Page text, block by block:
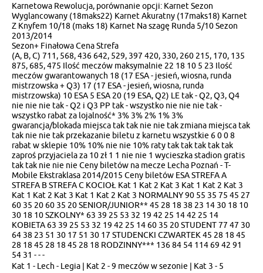
Karnetowa Rewolucja, porównanie opcji: Karnet Sezon
Wyglancowany (18maks22) Karnet Akuratny (17maks18) Karnet
Z Knyfem 10/18 (maks 18) Karnet Na szagę Runda 5/10 Sezon
2013/2014
Sezon+ Finałowa Cena Strefa
(A, B, C) 711, 568, 436 642, 529, 397 420, 330, 260 215, 170, 135
875, 685, 475 Ilość meczów maksymalnie 22 18 10 5 23 Ilość
meczów gwarantowanych 18 (17 ESA - jesień, wiosna, runda
mistrzowska + Q3) 17 (17 ESA - jesień, wiosna, runda
mistrzowska) 10 ESA 5 ESA 20 (19 ESA, Q2) LE tak - Q2, Q3, Q4
nie nie nie tak - Q2 i Q3 PP tak - wszystko nie nie nie tak -
wszystko rabat za lojalność* 3% 3% 2% 1% 3%
gwarancja/blokada miejsca tak tak nie nie tak zmiana miejsca tak
tak nie nie tak przekazanie biletu z karnetu wszystkie 6 0 0 8
rabat w sklepie 10% 10% nie nie 10% raty tak tak tak tak tak
zaproś przyjaciela za 10 zł 1 1 nie nie 1 wycieszka stadion gratis
tak tak nie nie nie Ceny biletów na mecze Lecha Poznań - T-
Mobile Ekstraklasa 2014/2015 Ceny biletów ESA STREFA A
STREFA B STREFA C KOCIOŁ Kat 1 Kat 2 Kat 3 Kat 1 Kat 2 Kat 3
Kat 1 Kat 2 Kat 3 Kat 1 Kat 2 Kat 3 NORMALNY 90 55 35 75 45 27
60 35 20 60 35 20 SENIOR/JUNIOR** 45 28 18 38 23 14 30 18 10
30 18 10 SZKOLNY* 63 39 25 53 32 19 42 25 14 42 25 14
KOBIETA 63 39 25 53 32 19 42 25 14 60 35 20 STUDENT 77 47 30
64 38 23 51 30 17 51 30 17 STUDENCKI CZWARTEK 45 28 18 45
28 18 45 28 18 45 28 18 RODZINNY*** 136 84 54 114 69 42 91
54 31 - - -
Kat 1 - Lech - Legia | Kat 2 - 9 meczów w sezonie | Kat 3 - 5